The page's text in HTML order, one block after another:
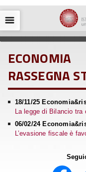
☰
ECONOMIA
RASSEGNA
18/11/25
La legge di Bilancio
06/02/24
L’evasione fiscale è